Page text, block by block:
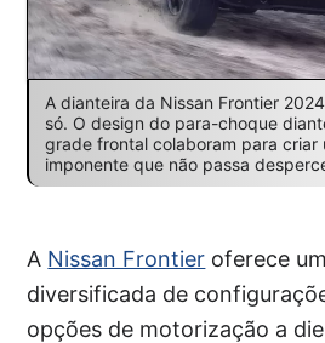
A dianteira da Nissan Frontier
só. O design do para-choque
grade frontal colaboram para criar
imponente que não passa
A Nissan Frontier oferece
diversificada de
opções de motorização a